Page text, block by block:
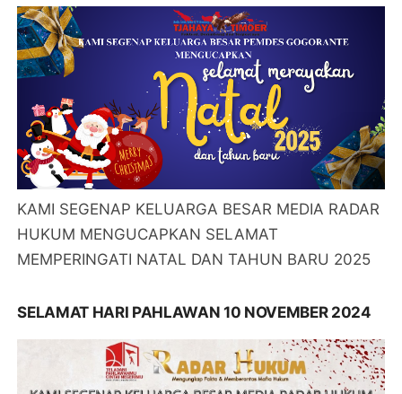
KAMI SEGENAP KELUARGA BESAR MEDIA RADAR
HUKUM MENGUCAPKAN SELAMAT
MEMPERINGATI NATAL DAN TAHUN BARU 2025
SELAMAT HARI PAHLAWAN 10 NOVEMBER 2024